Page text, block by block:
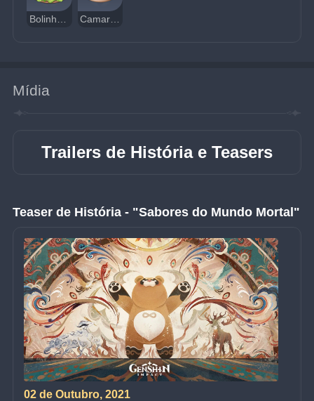
Mídia
Trailers de História e Teasers
Teaser de História - "Sabores do Mundo Mortal"
02 de Outubro, 2021